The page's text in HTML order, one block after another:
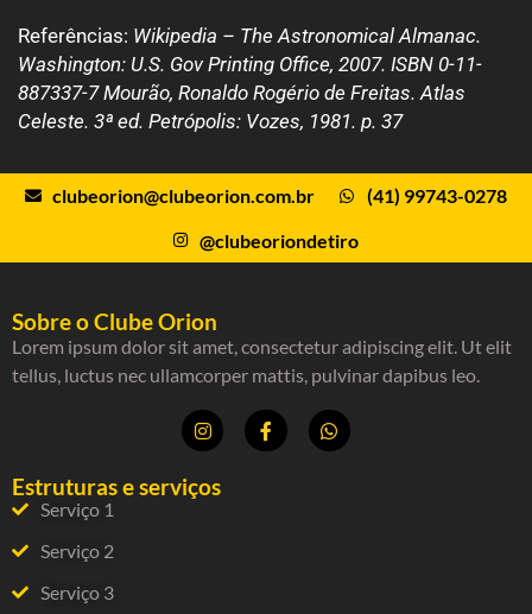
Referências: Wikipedia – The Astronomical Almanac.
Washington: U.S. Gov Printing Office, 2007. ISBN 0-11-
887337-7 Mourão, Ronaldo Rogério de Freitas. Atlas
Celeste. 3ª ed. Petrópolis: Vozes, 1981. p. 37
clubeorion@clubeorion.com.br
(41) 99743-0278
@clubeoriondetiro
Sobre o Clube Orion
Lorem ipsum dolor sit amet, consectetur adipiscing elit. Ut elit
tellus, luctus nec ullamcorper mattis, pulvinar dapibus leo.
Estruturas e serviços
Serviço 1
Serviço 2
Serviço 3